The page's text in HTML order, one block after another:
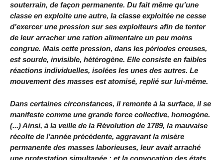
souterrain, de façon permanente. Du fait même qu’une
classe en exploite une autre, la classe exploitée ne cesse
d’exercer une pression sur ses exploiteurs afin de tenter
de leur arracher une ration alimentaire un peu moins
congrue. Mais cette pression, dans les périodes creuses,
est sourde, invisible, hétérogène. Elle consiste en faibles
réactions individuelles, isolées les unes des autres. Le
mouvement des masses est atomisé, replié sur lui-même.
Dans certaines circonstances, il remonte à la surface, il se
manifeste comme une grande force collective, homogène.
(...) Ainsi, à la veille de la Révolution de 1789, la mauvaise
récolte de l’année précédente, aggravant la misère
permanente des masses laborieuses, leur avait arraché
une protestation simultanée ; et la convocation des états